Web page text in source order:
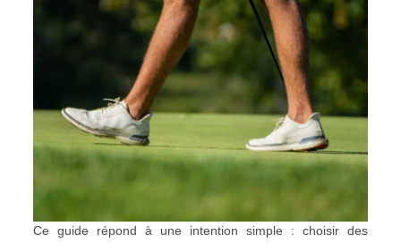
Ce guide répond à une intention simple : choisir des